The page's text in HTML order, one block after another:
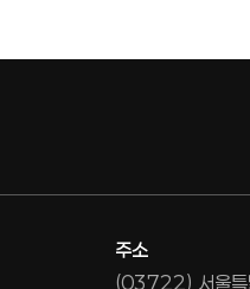
주소
(03722) 서울특